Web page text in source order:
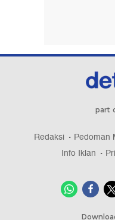
part
Redaksi Pedoman
Info Iklan